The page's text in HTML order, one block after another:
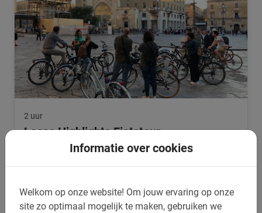
Informatie over cookies
Welkom op onze website! Om jouw ervaring op onze
site zo optimaal mogelijk te maken, gebruiken we
2 uur
Lecce Highlights Fietstour
Ontdek in 2 uur tijd de belangrijkste highlights en verborgen
€ 35,-